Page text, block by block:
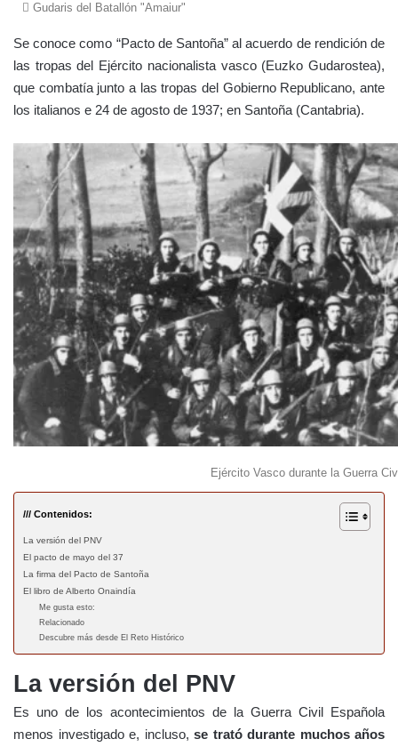
Gudaris del Batallón "Amaiur"
Se conoce como “Pacto de Santoña” al acuerdo de rendición de
las tropas del Ejército nacionalista vasco(Euzko Gudarostea),
que combatía junto a las tropas del Gobierno Republicano, ante
los italianos e 24 de agosto de 1937; en Santoña (Cantabria).
Ejército Vasco durante la Guerra
/// Contenidos:
La versión del PNV
El pacto de mayo del 37
La firma del Pacto de Santoña
El libro de Alberto Onaindía
Me gusta esto:
Relacionado
Descubre más desde El Reto Histórico
La versión del PNV
Es uno de los acontecimientos de la Guerra Civil Española
menos investigado e, incluso, se trató durante muchos años